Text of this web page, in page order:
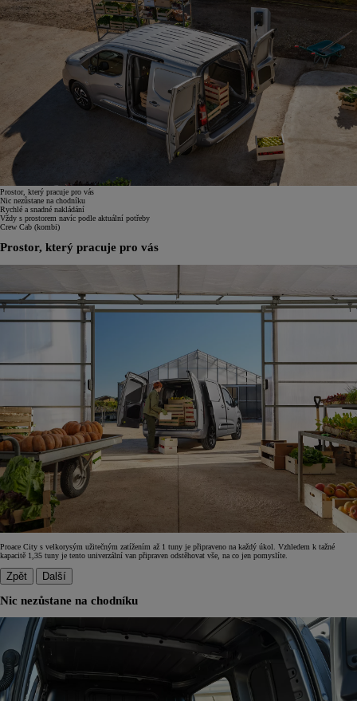
Prostor, který pracuje pro vás
Nic nezůstane na chodníku
Rychlé a snadné nakládání
Vždy s prostorem navíc podle aktuální potřeby
Crew Cab (kombi)
Prostor, který pracuje pro vás
Proace City s velkorysým užitečným zatížením až 1 tuny je připraveno na každý úkol. Vzhledem k tažné
kapacitě 1,35 tuny je tento univerzální van připraven odstěhovat vše, na co jen pomyslíte.
Zpět Další
Nic nezůstane na chodníku